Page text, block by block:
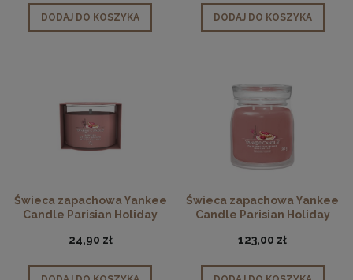
DODAJ DO KOSZYKA DODAJ DO KOSZYKA
Świeca zapachowa Yankee
Candle Parisian Holiday
24,90 zł
Świeca zapachowa Yankee
Candle Parisian Holiday
123,00 zł